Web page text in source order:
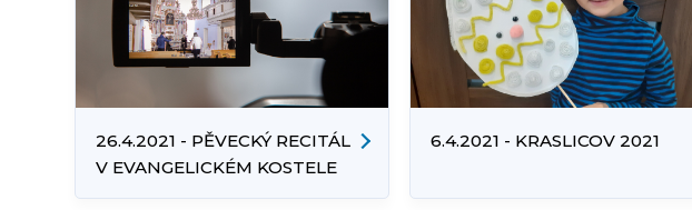
26.4.2021 - PĚVECKÝ RECITÁL
V EVANGELICKÉM KOSTELE
6.4.2021 - KRASLICOV 2021